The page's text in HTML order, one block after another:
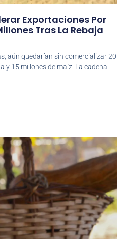
Exportaciones Por
Tras La Rebaja
aún quedarían sin comercializar 20
y 15 millones de maíz. La cadena